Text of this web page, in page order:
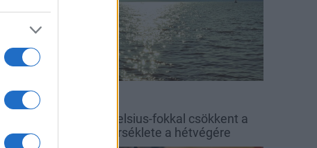
időjárás Balaton
Egy hét alatt közel 6 Celsius-fokkal csökkent a
Balaton vizének hőmérséklete a hétvégére